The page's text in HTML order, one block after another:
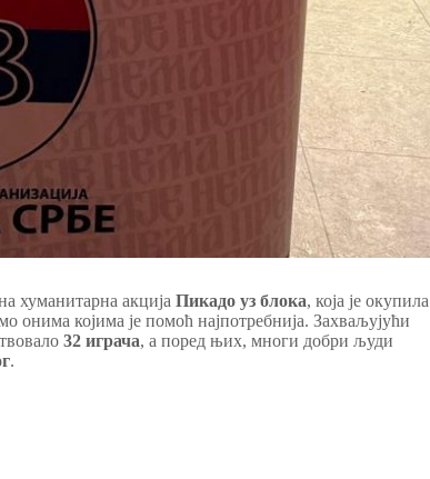
хуманитарна акција Пикадо уз блока, која је окупила
онима којима је помоћ најпотребнија. Захваљујући
32 играча, а поред њих, многи добри људи
.